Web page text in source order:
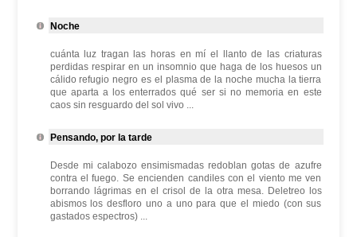
Noche
cuánta luz tragan las horas en mí el llanto de las criaturas
perdidas respirar en un insomnio que haga de los huesos un
cálido refugio negro es el plasma de la noche mucha la tierra
que aparta a los enterrados qué ser si no memoria en este
caos sin resguardo del sol vivo ...
Pensando, por la tarde
Desde mi calabozo ensimismadas redoblan gotas de azufre
contra el fuego. Se encienden candiles con el viento me ven
borrando lágrimas en el crisol de la otra mesa. Deletreo los
abismos los desfloro uno a uno para que el miedo (con sus
gastados espectros) ...